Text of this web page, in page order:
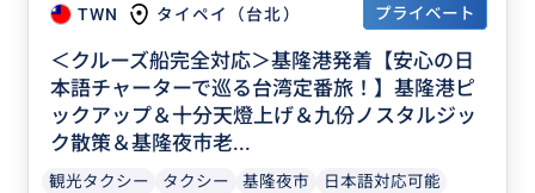
TWN タイペイ（台北） プライベート
＜クルーズ船完全対応＞基隆港発着【安心の日
本語チャーターで巡る台湾定番旅！】基隆港ピ
ックアップ＆十分天燈上げ＆九份ノスタルジッ
ク散策＆基隆夜市老...
観光タクシー タクシー 基隆夜市 日本語対応可能